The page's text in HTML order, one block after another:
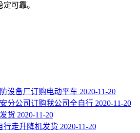
可靠。
设备厂订购电动平车 2020-11-20
分公司订购我公司全自行 2020-11-20
货 2020-11-20
行走升降机发货 2020-11-20